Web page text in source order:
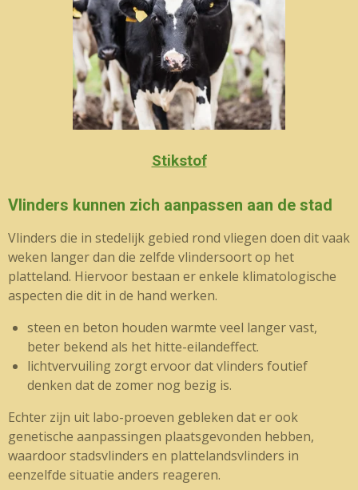
Stikstof
Vlinders kunnen zich aanpassen aan de stad
Vlinders die in stedelijk gebied rond vliegen doen dit vaak
weken langer dan die zelfde vlindersoort op het
platteland. Hiervoor bestaan er enkele klimatologische
aspecten die dit in de hand werken.
steen en beton houden warmte veel langer vast,
beter bekend als het hitte-eilandeffect.
lichtvervuiling zorgt ervoor dat vlinders foutief
denken dat de zomer nog bezig is.
Echter zijn uit labo-proeven gebleken dat er ook
genetische aanpassingen plaatsgevonden hebben,
waardoor stadsvlinders en plattelandsvlinders in
eenzelfde situatie anders reageren.